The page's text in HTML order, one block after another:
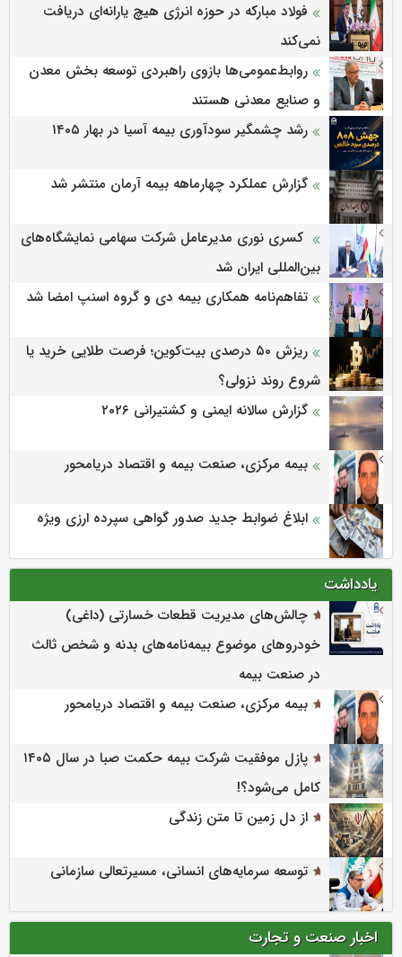
فولاد مبارکه در حوزه انرژی هیچ یارانه‌ای دریافت
نمی‌کند
روابط‌‌عمومی‌ها بازوی راهبردی توسعه بخش معدن
و صنایع معدنی هستند
رشد چشمگیر سودآوری بیمه آسیا در بهار ۱۴۰۵
گزارش عملکرد چهارماهه بیمه آرمان منتشر شد
کسری نوری مدیرعامل شرکت سهامی نمایشگاه‌های
بین‌المللی ایران شد
تفاهم‌نامه همکاری بیمه دی و گروه اسنپ امضا شد
ریزش ۵۰ درصدی بیت‌کوین؛ فرصت طلایی خرید یا
شروع روند نزولی؟
گزارش سالانه ایمنی و كشتیرانی ۲۰۲۶
بیمه مرکزی، صنعت بیمه و اقتصاد دریامحور
ابلاغ ضوابط جدید صدور گواهی سپرده ارزی ویژه
یادداشت
چالش‌های مدیریت قطعات خسارتی (داغی)
خودروهای موضوع بیمه‌نامه‌های بدنه و شخص ثالث
در صنعت بیمه
بیمه مرکزی، صنعت بیمه و اقتصاد دریامحور
پازل موفقیت شرکت بیمه حکمت صبا در سال ۱۴۰۵
کامل می‌شود؟!
از دل زمین تا متن زندگی
توسعه سرمایه‌های انسانی، مسیرتعالی سازمانی
اخبار صنعت و تجارت